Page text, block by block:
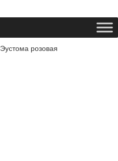
Эустома розовая